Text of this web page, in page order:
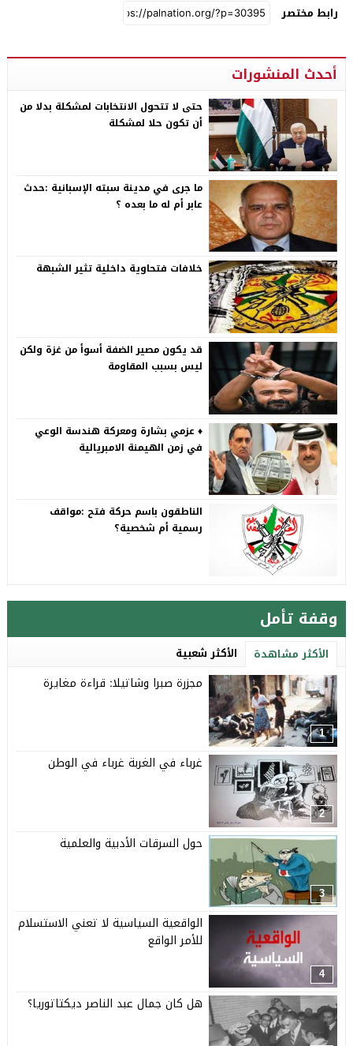
رابط مختصر
أحدث المنشورات
حتى لا تتحول الانتخابات لمشكلة بدلا من
أن تكون حلا لمشكلة
ما جرى في مدينة سبته الإسبانية :حدث
عابر أم له ما بعده ؟
خلافات فتحاوية داخلية تثير الشبهة
قد يكون مصير الضفة أسوأ من غزة ولكن
ليس بسبب المقاومة
♦️ عزمي بشارة ومعركة هندسة الوعي
في زمن الهيمنة الامبريالية
الناطقون باسم حركة فتح :مواقف
رسمية أم شخصية؟
وقفة تأمل
الأكثر مشاهدة الأكثر شعبية
1
مجزرة صبرا وشاتيلا: قراءة مغايرة
2
غرباء في الغربة غرباء في الوطن
3
حول السرقات الأدبية والعلمية
4
الواقعية السياسية لا تعني الاستسلام
للأمر الواقع
هل كان جمال عبد الناصر ديكتاتوريا؟